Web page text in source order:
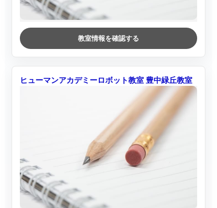
教室情報を確認する
ヒューマンアカデミーロボット教室 豊中緑丘教室